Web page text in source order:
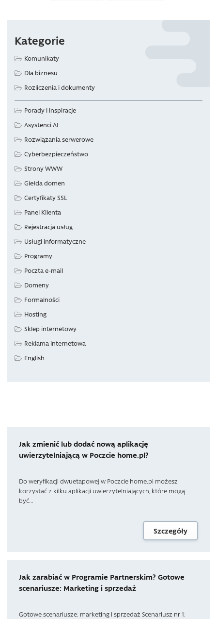
Kategorie
Komunikaty
Dla biznesu
Rozliczenia i dokumenty
Porady i inspiracje
Asystenci AI
Rozwiązania serwerowe
Cyberbezpieczeństwo
Strony WWW
Giełda domen
Certyfikaty SSL
Panel Klienta
Rejestracja usług
Usługi informatyczne
Programy
Poczta e-mail
Domeny
Formalności
Hosting
Sklep internetowy
Reklama internetowa
English
Jak zmienić lub dodać nową aplikację
uwierzytelniającą w Poczcie home.pl?
Do weryfikacji dwuetapowej w Poczcie home.pl możesz
korzystać z kilku aplikacji uwierzytelniających, które mogą
być...
Szczegóły
Jak zarabiać w Programie Partnerskim? Gotowe
scenariusze: Marketing i sprzedaż
Gotowe scenariusze: marketing i sprzedaż Scenariusz nr 1: